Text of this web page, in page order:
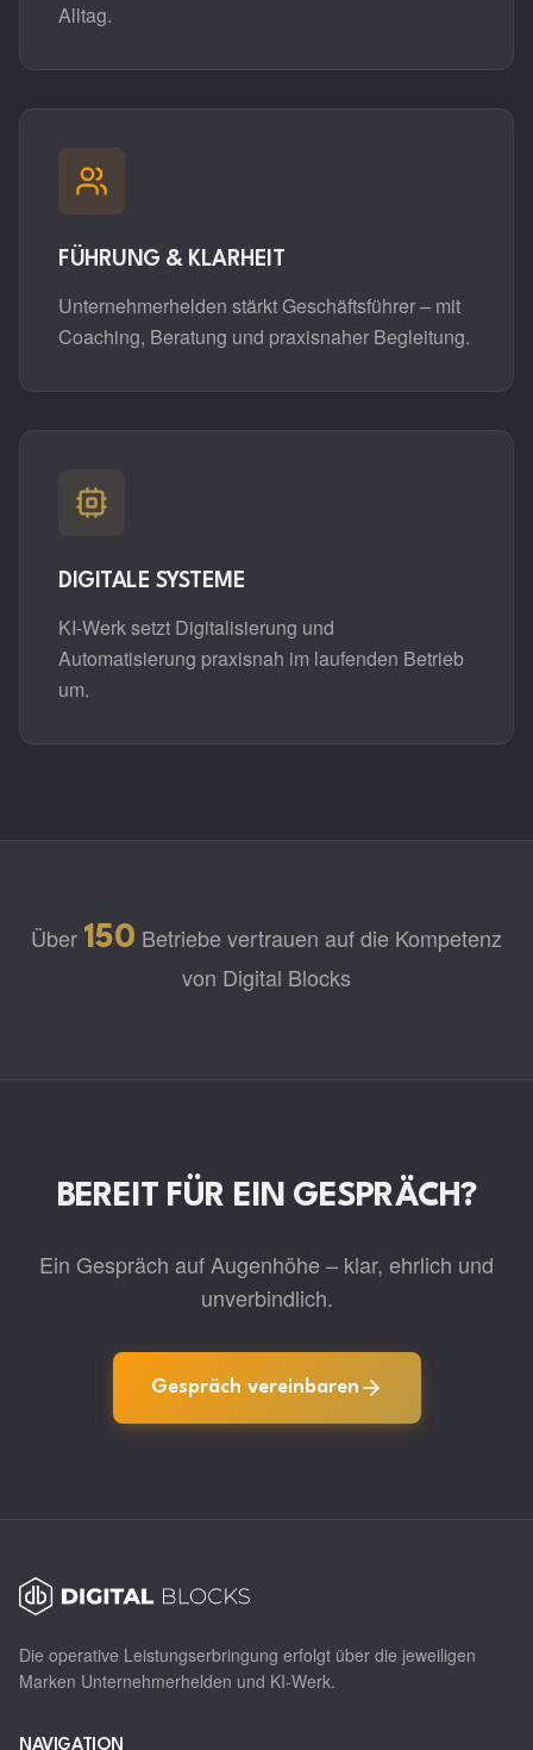
Alltag.
FÜHRUNG & KLARHEIT
Unternehmerhelden stärkt Geschäftsführer – mit
Coaching, Beratung und praxisnaher Begleitung.
DIGITALE SYSTEME
KI-Werk setzt Digitalisierung und
Automatisierung praxisnah im laufenden Betrieb
um.
Über 150 Betriebe vertrauen auf die Kompetenz
von Digital Blocks
BEREIT FÜR EIN GESPRÄCH?
Ein Gespräch auf Augenhöhe – klar, ehrlich und
unverbindlich.
Gespräch vereinbaren
Die operative Leistungserbringung erfolgt über die jeweiligen
Marken Unternehmerhelden und KI-Werk.
NAVIGATION